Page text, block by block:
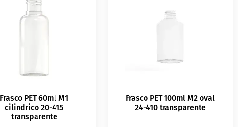
Frasco PET 60ml M1
cilindrico 20-415
transparente
Frasco PET 100ml M2 oval
24-410 transparente